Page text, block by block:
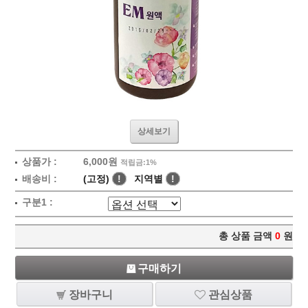
상세보기
상품가 : 6,000원 적립금:1%
배송비 : (고정) ! 지역별 !
구분1 :
총 상품 금액 0 원
구매하기
장바구니 관심상품